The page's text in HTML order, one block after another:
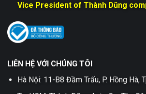
Vice President of Thành Dũng
LIÊN HỆ VỚI CHÚNG TÔI
Hà Nội: 11-B8 Đầm Trấu, P. Hồng Hà,